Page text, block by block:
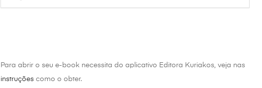
Para abrir o seu e-book necessita do aplicativo Editora Kuriakos, veja nas
instruçõescomo o obter.